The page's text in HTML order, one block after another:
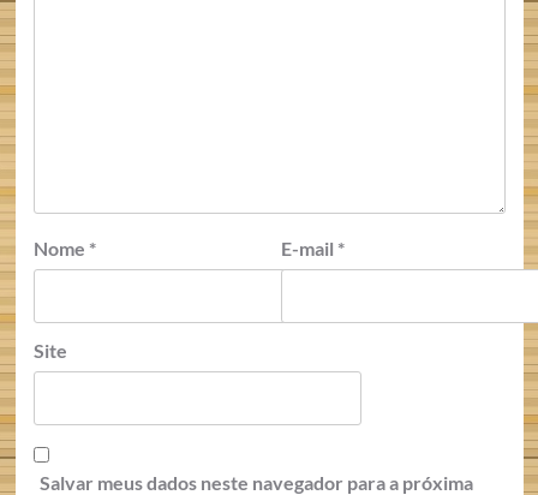
Nome * E-mail *
Site
Salvar meus dados neste navegador para a próxima